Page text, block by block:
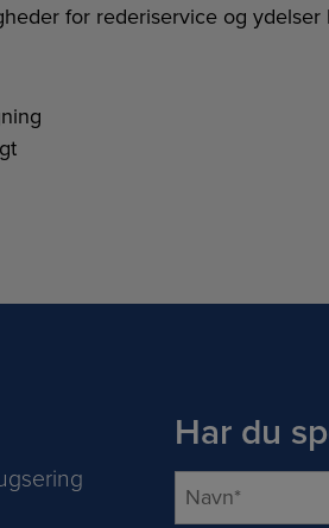
for rederiservice og ydelser
Har du
N